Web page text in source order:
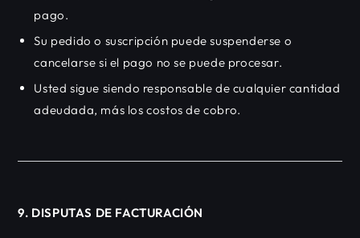
pago.
Su pedido o suscripción puede suspenderse o
cancelarse si el pago no se puede procesar.
Usted sigue siendo responsable de cualquier cantidad
adeudada, más los costos de cobro.
9. DISPUTAS DE FACTURACIÓN